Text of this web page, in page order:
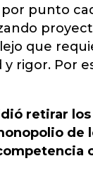
punto
que
rigor. Por
retirar
de